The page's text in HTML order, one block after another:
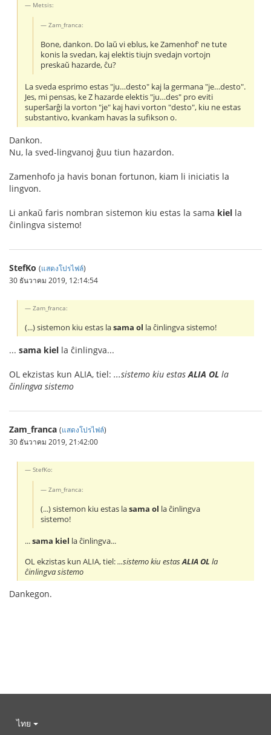
Metsis:
Zam_franca:
Bone, dankon. Do laŭ vi eblus, ke Zamenhof' ne tute
konis la svedan, kaj elektis tiujn svedajn vortojn
preskaŭ hazarde, ĉu?
La sveda esprimo estas "ju…desto" kaj la germana "je…desto".
Jes, mi pensas, ke Z hazarde elektis "ju…des" pro eviti
superŝarĝi la vorton "je" kaj havi vorton "desto", kiu ne estas
substantivo, kvankam havas la sufikson o.
Dankon.
Nu, la sved-lingvanoj ĝuu tiun hazardon.
Zamenhofo ja havis bonan fortunon, kiam li iniciatis la
lingvon.
Li ankaŭ faris nombran sistemon kiu estas la sama kiel la
ĉinlingva sistemo!
StefKo (แสดงโปรไฟล์)
30 ธันวาคม 2019, 12:14:54
Zam_franca:
(...) sistemon kiu estas lasama ol la ĉinlingva sistemo!
... sama kiel la ĉinlingva...
OL ekzistas kun ALIA, tiel: ...sistemo kiu estasALIA OL la
ĉinlingva sistemo
Zam_franca (แสดงโปรไฟล์)
30 ธันวาคม 2019, 21:42:00
StefKo:
Zam_franca:
(...) sistemon kiu estas lasama ol la ĉinlingva
sistemo!
...sama kiel la ĉinlingva...
OL ekzistas kun ALIA, tiel:...sistemo kiu estasALIA OL la
ĉinlingva sistemo
Dankegon.
ไทย